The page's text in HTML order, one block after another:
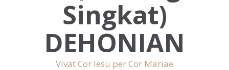
Singkat)
DEHONIAN
Vivat Cor Iesu per Cor Mariae